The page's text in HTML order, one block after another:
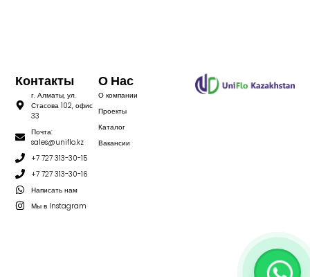
О Нас
О компании
Проекты
Каталог
Вакансии
Контакты
г. Алматы, ул.
Стасова 102, офис
33
Почта:
sales@uniflo.kz
+7 727 313-30-15
+7 727 313-30-16
Написать нам
Мы в Instagram